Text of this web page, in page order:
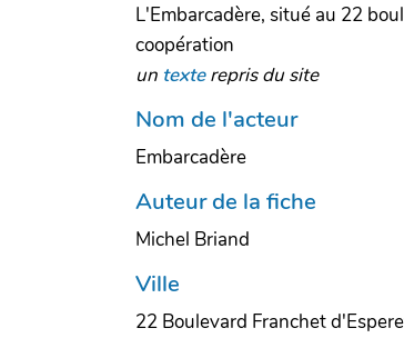
L'Embarcadère, situé au 22
coopération
un texterepris du site
Nom de l'acteur
Embarcadère
Auteur de la fiche
Michel Briand
Ville
22 Boulevard Franchet